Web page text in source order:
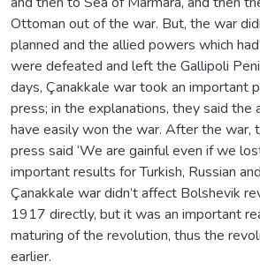
Ottoman out of the war. But, the war
planned and the allied powers which
were defeated and left the Gallipoli
days, Çanakkale war took an important
press; in the explanations, they said the
have easily won the war. After the war,
press said ‘We are gainful even if we
important results for Turkish, Russian
Çanakkale war didn’t affect Bolshevik
1917 directly, but it was an important
maturing of the revolution, thus the
earlier.